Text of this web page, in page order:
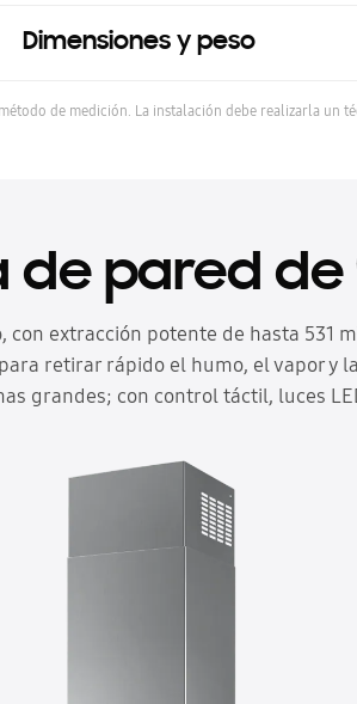
Dimensiones y peso
de medición. La instalación debe realizarla un
de pared de
con extracción potente de hasta 531
retirar rápido el humo, el vapor y
grandes; con control táctil, luces